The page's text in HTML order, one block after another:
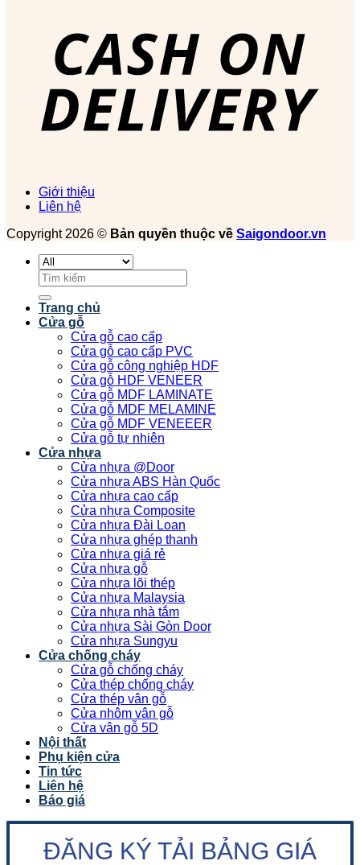
Giới thiệu
Liên hệ
Copyright 2026 © Bản quyền thuộc về Saigondoor.vn
Tìm
kiếm:
Trang chủ
Cửa gỗ
Cửa gỗ cao cấp
Cửa gỗ cao cấp PVC
Cửa gỗ công nghiệp HDF
Cửa gỗ HDF VENEER
Cửa gỗ MDF LAMINATE
Cửa gỗ MDF MELAMINE
Cửa gỗ MDF VENEEER
Cửa gỗ tự nhiên
Cửa nhựa
Cửa nhựa @Door
Cửa nhựa ABS Hàn Quốc
Cửa nhựa cao cấp
Cửa nhựa Composite
Cửa nhựa Đài Loan
Cửa nhựa ghép thanh
Cửa nhựa giá rẻ
Cửa nhựa gỗ
Cửa nhựa lõi thép
Cửa nhựa Malaysia
Cửa nhựa nhà tắm
Cửa nhựa Sài Gòn Door
Cửa nhựa Sungyu
Cửa chống cháy
Cửa gỗ chống cháy
Cửa thép chống cháy
Cửa thép vân gỗ
Cửa nhôm vân gỗ
Cửa vân gỗ 5D
Nội thất
Phụ kiện cửa
Tin tức
Liên hệ
Báo giá
ĐĂNG KÝ TẢI BẢNG GIÁ